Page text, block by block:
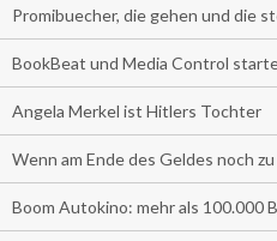
Promibuecher, die gehen und die
BookBeat und Media Control
Angela Merkel ist Hitlers Tochter
Wenn am Ende des Geldes noch
Boom Autokino: mehr als 100.000